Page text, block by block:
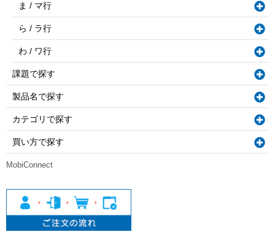
ま / マ行
ら / ラ行
わ / ワ行
課題で探す
製品名で探す
カテゴリで探す
買い方で探す
MobiConnect